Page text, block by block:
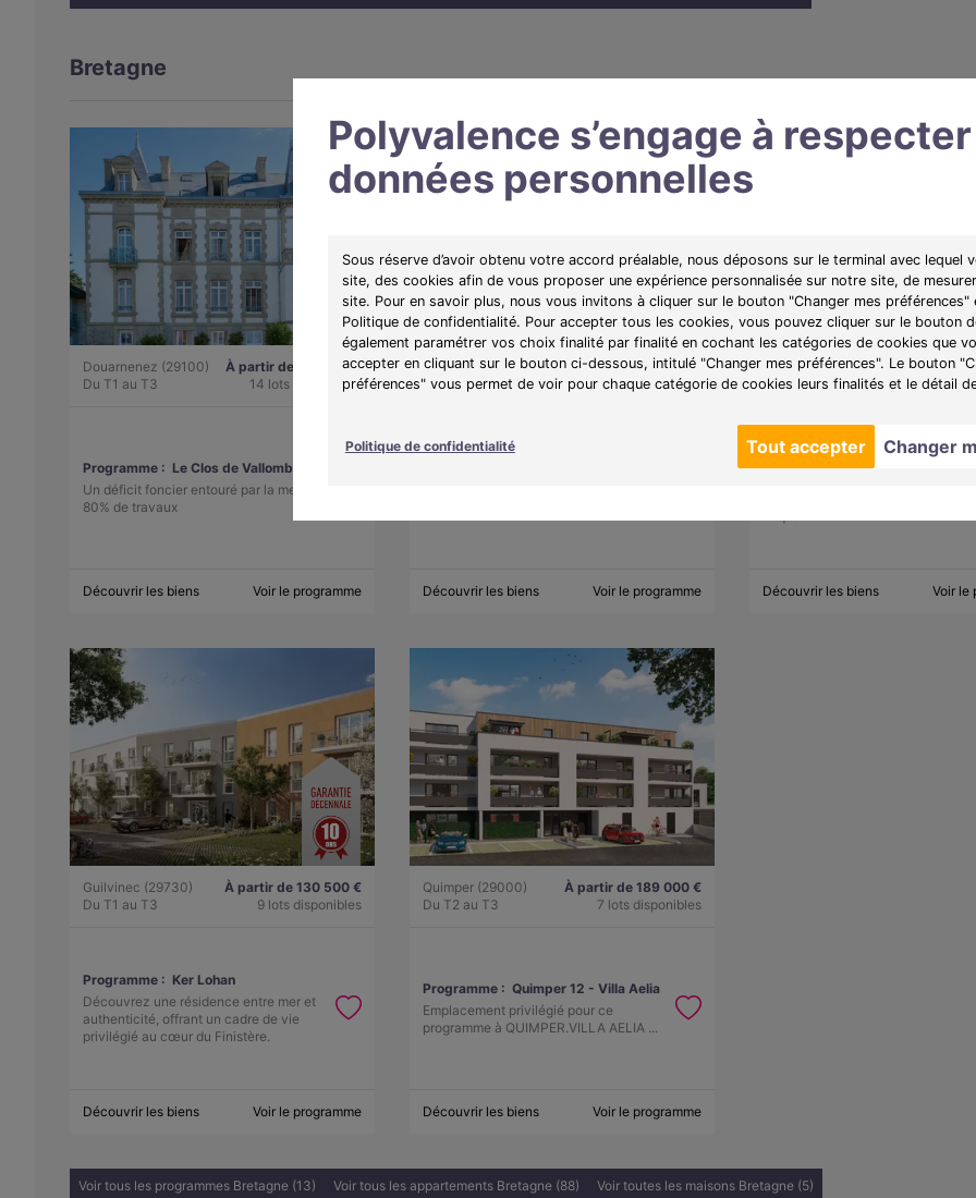
Polyvalence s’engage à
données personnelles
Sous réserve d’avoir obtenu votre accord préalable, nous déposons sur le terminal avec lequel
site, des cookies afin de vous proposer une expérience personnalisée sur notre site, de mesurer
site. Pour en savoir plus, nous vous invitons à cliquer sur le bouton "Changer mes
Politique de confidentialité. Pour accepter tous les cookies, vous pouvez cliquer sur le bouton
également paramétrer vos choix finalité par finalité en cochant les catégories de cookies que
accepter en cliquant sur le bouton ci-dessous, intitulé "Changer mes préférences". Le bouton
préférences" vous permet de voir pour chaque catégorie de cookies leurs finalités et le détail
Politique de confidentialité Tout accepter Changer
Bretagne
Douarnenez (29100)
Du T1 au T3
À partir de 180 700 €
14 lots disponibles
Programme : Le Clos de Vallombreuse
Un déficit foncier entouré par la mer à
80% de travaux
Découvrir les biens Voir le programme
Vannes (56000)
Du T1 au T2
À partir de 185 400 €
8 lots disponibles
Découvrir les biens Voir le programme
Roscoff (29680)
Du T2 au T3
À partir
8 lots
Programme : Ker Restel
Découvrir les biens Voir le
Guilvinec (29730)
Du T1 au T3
À partir de 130 500 €
9 lots disponibles
Programme : Ker Lohan
Découvrez une résidence entre mer et
authenticité, offrant un cadre de vie
privilégié au cœur du Finistère.
Découvrir les biens Voir le programme
Quimper (29000)
Du T2 au T3
À partir de 189 000 €
7 lots disponibles
Programme : Quimper 12 - Villa Aelia
Emplacement privilégié pour ce
programme à QUIMPER.VILLA AELIA ...
Découvrir les biens Voir le programme
Voir tous les programmes Bretagne (13) Voir tous les appartements Bretagne (88) Voir toutes les maisons Bretagne (5)